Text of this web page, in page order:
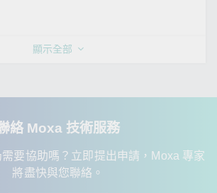
顯示全部
絡 Moxa 技術服務
要協助嗎？立即提出申請，Moxa 專家
將盡快與您聯絡。